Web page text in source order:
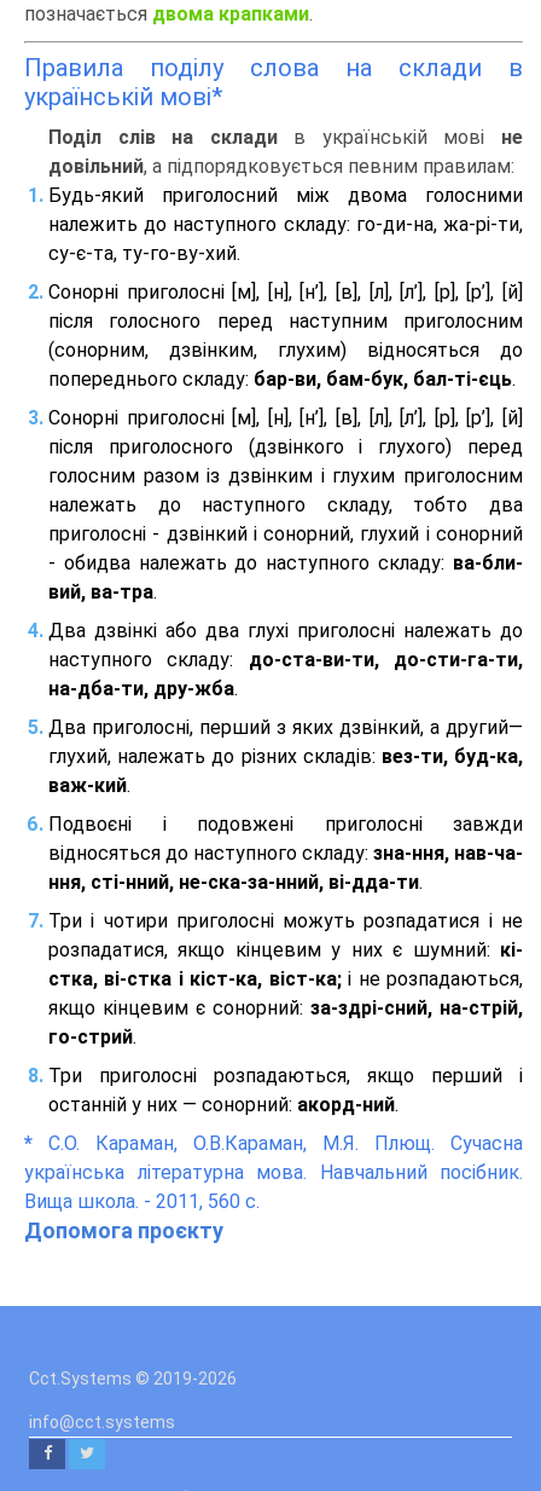
позначається двома крапками.
Правила поділу слова на склади в
українській мові*
Поділ слів на складив українській мові не
довільний, а підпорядковується певним правилам:
Будь-який приголосний між двома голосними
належить до наступного складу: го-ди-на, жа-рі-ти,
су-є-та, ту-го-ву-хий.
Сонорні приголосні [м], [н], [н’], [в], [л], [л’], [р], [р’], [й]
після голосного перед наступним приголосним
(сонорним, дзвінким, глухим) відносяться до
попереднього складу: бар-ви, бам-бук, бал-ті-єць.
Сонорні приголосні [м], [н], [н’], [в], [л], [л’], [р], [р’], [й]
після приголосного (дзвінкого і глухого) перед
голосним разом із дзвінким і глухим приголосним
належать до наступного складу, тобто два
приголосні - дзвінкий і сонорний, глухий і сонорний
- обидва належать до наступного складу: ва-бли-
вий, ва-тра.
Два дзвінкі або два глухі приголосні належать до
наступного складу: до-ста-ви-ти, до-сти-га-ти,
на-дба-ти, дру-жба.
Два приголосні, перший з яких дзвінкий, а другий—
глухий, належать до різних складів: вез-ти, буд-ка,
важ-кий.
Подвоєні і подовжені приголосні завжди
відносяться до наступного складу: зна-ння, нав-ча-
ння, сті-нний, не-ска-за-нний, ві-дда-ти.
Три і чотири приголосні можуть розпадатися і не
розпадатися, якщо кінцевим у них є шумний: кі-
стка, ві-стка і кіст-ка, віст-ка;і не розпадаються,
якщо кінцевим є сонорний: за-здрі-сний, на-стрій,
го-стрий.
Три приголосні розпадаються, якщо перший і
останній у них — сонорний: акорд-ний.
* С.О. Караман, О.В.Караман, М.Я. Плющ. Сучасна
українська літературна мова. Навчальний посібник.
Вища школа. - 2011, 560 с.
Допомога проєкту
Cct.Systems © 2019-2026
info@cct.systems